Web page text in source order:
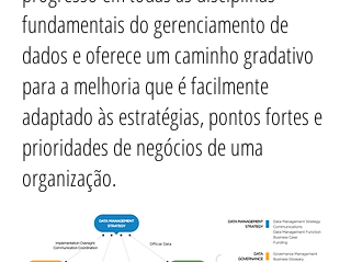
fundamentais do gerenciamento de
dados e oferece um caminho gradativo
para a melhoria que é facilmente
adaptado às estratégias, pontos fortes e
prioridades de negócios de uma
organização.